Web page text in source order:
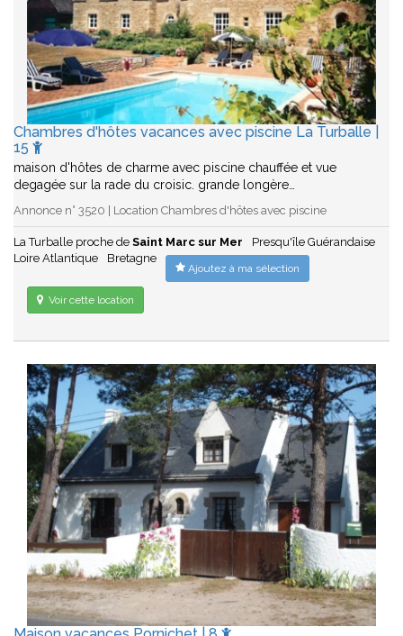
Chambres d'hôtes vacances avec piscine La Turballe |
15
maison d'hôtes de charme avec piscine chauffée et vue
degagée sur la rade du croisic. grande longère…
Annonce n° 3520 | Location Chambres d'hôtes avec piscine
La Turballe proche de Saint Marc sur Mer
Presqu'île Guérandaise
Loire Atlantique
Bretagne
Ajoutez à ma sélection
Voir cette location